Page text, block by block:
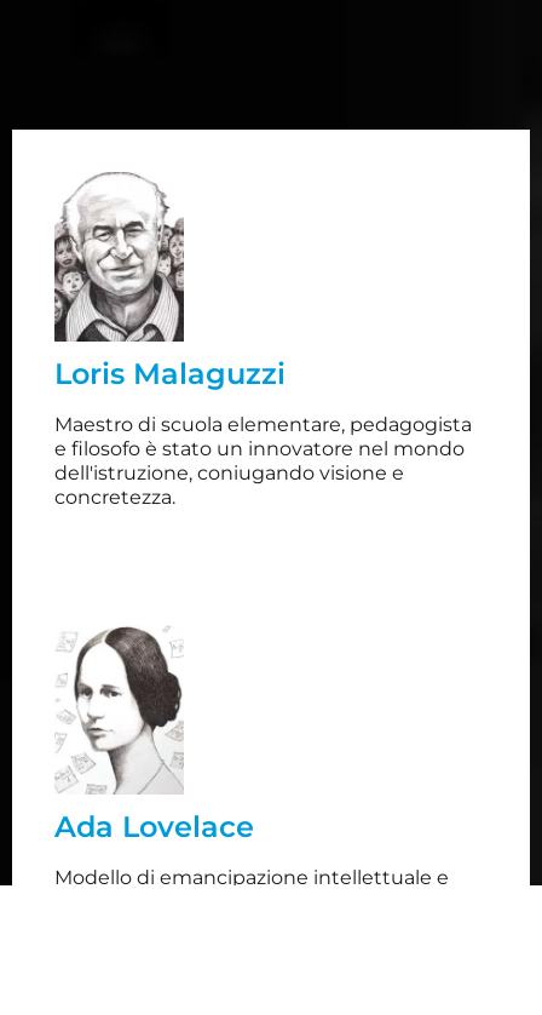
Loris Malaguzzi
Maestro di scuola elementare, pedagogista
e filosofo è stato un innovatore nel mondo
dell'istruzione, coniugando visione e
concretezza.
Ha sperimentato nuove metodologie di
periferiche ed economicamente depresse. Il suo
libertà del bambino e il valore della conoscenza.
Ada Lovelace
Modello di emancipazione intellettuale e
Figlia legittima del celebre poeta Byron, è
considerata la prima programmatrice della storia
per il lavoro fatto assieme a Charles Babbage
sulla macchina analitica. In un'epoca in cui alle
donne era riservato un ruolo marginale e
secondario, è stata una paladina
dell'emancipazione, nonché una pioniera